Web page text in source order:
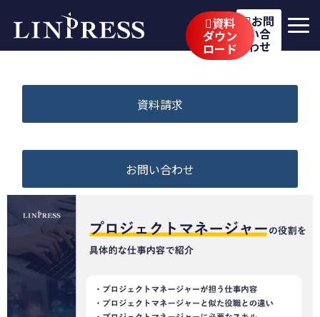
資料
ダウン
ロード
お問
い合
わせ
サービス
イベント・セミナー
ブログ
採用情報
資料請求
お問い合わせ